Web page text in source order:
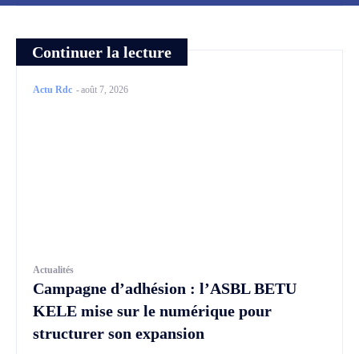
Continuer la lecture
Actu Rdc -août 7, 2026
Actualités
Campagne d’adhésion : l’ASBL BETU
KELE mise sur le numérique pour
structurer son expansion